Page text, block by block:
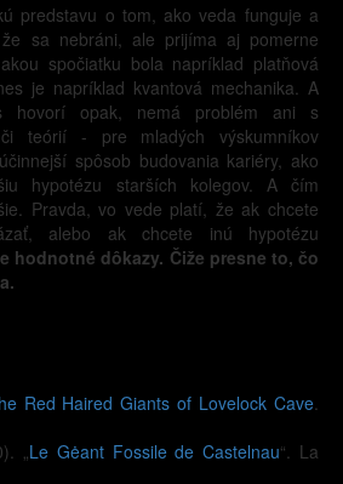
predstavu o tom, ako veda funguje a
sa nebráni, ale prijíma aj pomerne
spočiatku bola napríklad platňová
je napríklad kvantová mechanika. A
hovorí opak, nemá problém ani s
teórií - pre mladých výskumníkov
spôsob budovania kariéry, ako
hypotézu starších kolegov. A čím
Pravda, vo vede platí, že ak chcete
alebo ak chcete inú hypotézu
hodnotné dôkazy. Čiže presne to, čo
Red Haired Giants of Lovelock Cave
„ Le Gėant Fossile de Castelnau“. La